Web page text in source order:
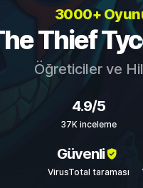
3000+
Thief
Öğreticiler ve
4.9/5
37K inceleme
Güvenli
VirusTotal taraması